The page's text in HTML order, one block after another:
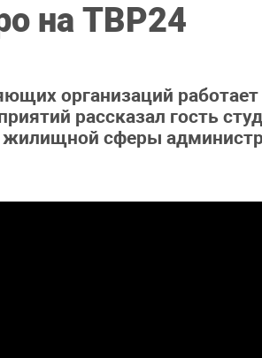
на ТВР24
организаций работает
рассказал гость
жилищной сферы